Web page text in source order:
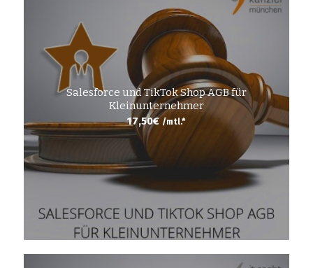
Salesforce und TikTok Shop AGB für
Kleinunternehmer
17,50€ /mtl.*